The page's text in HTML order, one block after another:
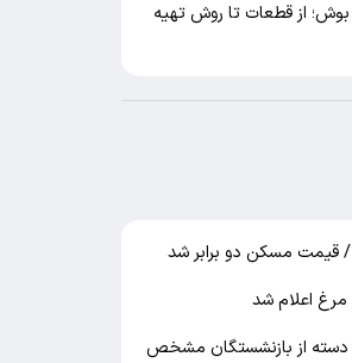
بوش؛ از قطعات تا روش تهیه
قیمت مسکن دو برابر شد
اعلام شد
دسته از بازنشستگان مشخص